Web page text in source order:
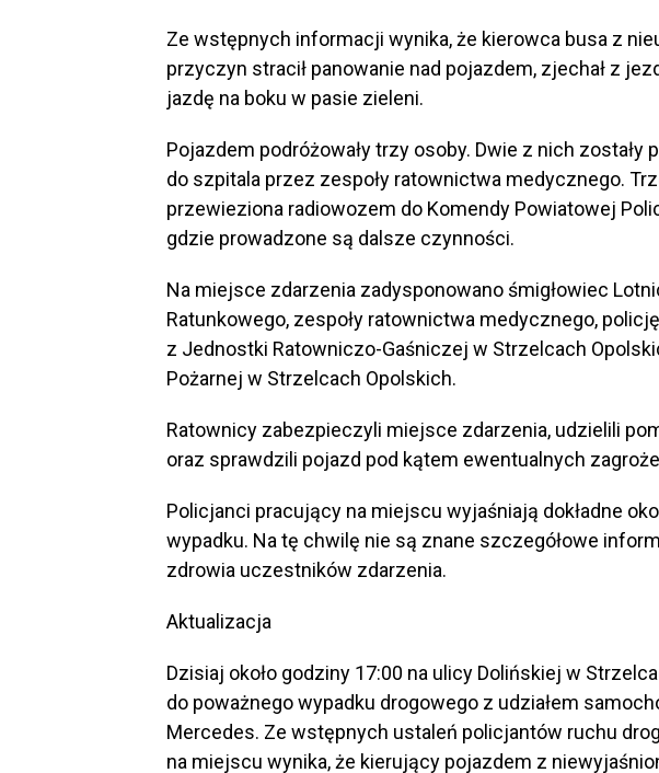
Ze wstępnych informacji wynika, że kierowca busa z
przyczyn stracił panowanie nad pojazdem, zjechał z
jazdę na boku w pasie zieleni.
Pojazdem podróżowały trzy osoby. Dwie z nich zostały
do szpitala przez zespoły ratownictwa medycznego.
przewieziona radiowozem do Komendy Powiatowej
gdzie prowadzone są dalsze czynności.
Na miejsce zdarzenia zadysponowano śmigłowiec
Ratunkowego, zespoły ratownictwa medycznego,
z Jednostki Ratowniczo-Gaśniczej w Strzelcach
Pożarnej w Strzelcach Opolskich.
Ratownicy zabezpieczyli miejsce zdarzenia, udzielili
oraz sprawdzili pojazd pod kątem ewentualnych
Policjanci pracujący na miejscu wyjaśniają dokładne
wypadku. Na tę chwilę nie są znane szczegółowe
zdrowia uczestników zdarzenia.
Aktualizacja
Dzisiaj około godziny 17:00 na ulicy Dolińskiej w
do poważnego wypadku drogowego z udziałem
Mercedes. Ze wstępnych ustaleń policjantów ruchu
na miejscu wynika, że kierujący pojazdem z